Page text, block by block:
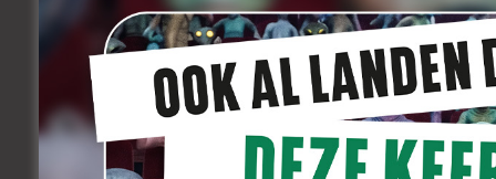
de première vanThe Barefoot Emperor,
Woodworth waarin Chaplin een
schittert Chaplin ook in de hoofdrol
films van haar toenmalige partner en
Franse filmgeschiedenis schreef.
Geraldine Chaplin